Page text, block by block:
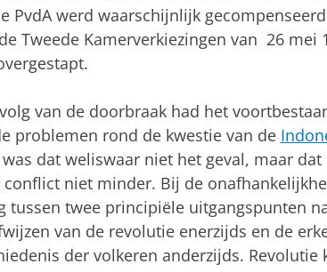
PvdA werd waarschijnlijk
Tweede Kamerverkiezingen van 26 mei
van de doorbraak had het
problemen rond de kwestie van de
was dat weliswaar niet het geval, maar dat
niet minder. Bij de
tussen twee principiële uitgangspunten
van de revolutie enerzijds en de
der volkeren anderzijds. Revolutie